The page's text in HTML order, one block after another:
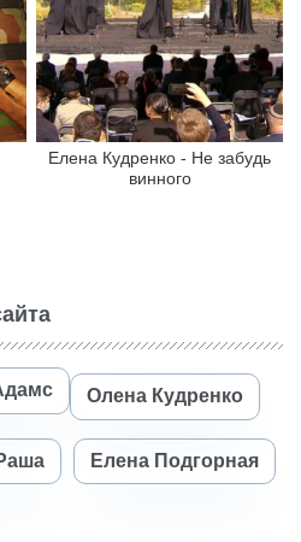
Елена Кудренко - Не забудь
винного
Олена Кудренко
Елена Подгорная